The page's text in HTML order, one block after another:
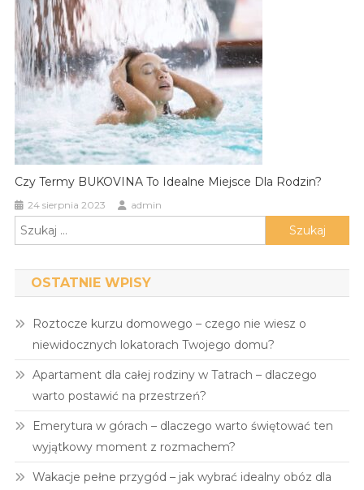
Czy Termy BUKOVINA To Idealne Miejsce Dla Rodzin?
24 sierpnia 2023 admin
Szukaj:
OSTATNIE WPISY
Roztocze kurzu domowego – czego nie wiesz o
niewidocznych lokatorach Twojego domu?
Apartament dla całej rodziny w Tatrach – dlaczego
warto postawić na przestrzeń?
Emerytura w górach – dlaczego warto świętować ten
wyjątkowy moment z rozmachem?
Wakacje pełne przygód – jak wybrać idealny obóz dla